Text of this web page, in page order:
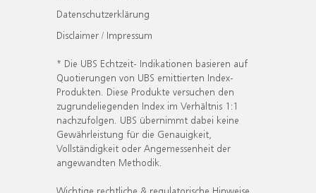
Datenschutzerklärung
Disclaimer / Impressum
* Die UBS Echtzeit- Indikationen basieren auf
Quotierungen von UBS emittierten Index-
Produkten. Diese Produkte versuchen den
zugrundeliegenden Index im Verhältnis 1:1
nachzufolgen. UBS übernimmt dabei keine
Gewährleistung für die Genauigkeit,
Vollständigkeit oder Angemessenheit der
angewandten Methodik.